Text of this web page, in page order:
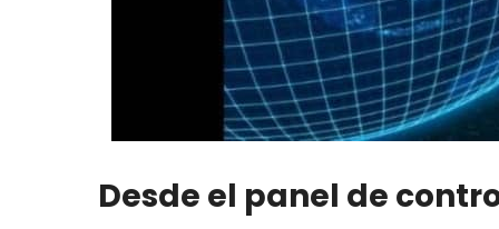
Desde el panel de